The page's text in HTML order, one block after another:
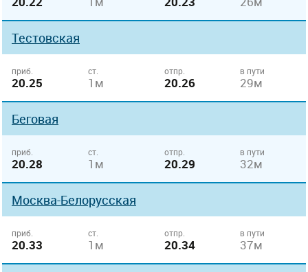
Тестовская
приб.
20.25
ст.
1м
отпр.
20.26
в пути
29м
Беговая
приб.
20.28
ст.
1м
отпр.
20.29
в пути
32м
Москва-Белорусская
приб.
20.33
ст.
1м
отпр.
20.34
в пути
37м